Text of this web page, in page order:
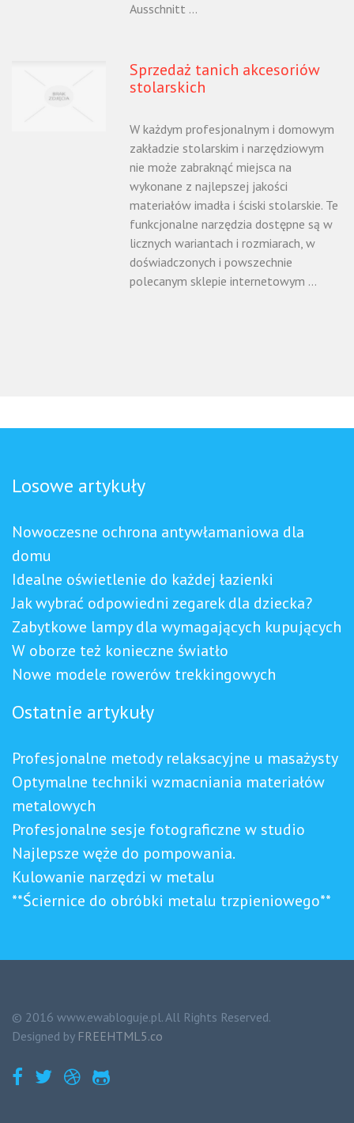
Ausschnitt ...
Sprzedaż tanich akcesoriów
stolarskich
W każdym profesjonalnym i domowym
zakładzie stolarskim i narzędziowym
nie może zabraknąć miejsca na
wykonane z najlepszej jakości
materiałów imadła i ściski stolarskie. Te
funkcjonalne narzędzia dostępne są w
licznych wariantach i rozmiarach, w
doświadczonych i powszechnie
polecanym sklepie internetowym ...
Losowe artykuły
Nowoczesne ochrona antywłamaniowa dla
domu
Idealne oświetlenie do każdej łazienki
Jak wybrać odpowiedni zegarek dla dziecka?
Zabytkowe lampy dla wymagających kupujących
W oborze też konieczne światło
Nowe modele rowerów trekkingowych
Ostatnie artykuły
Profesjonalne metody relaksacyjne u masażysty
Optymalne techniki wzmacniania materiałów
metalowych
Profesjonalne sesje fotograficzne w studio
Najlepsze węże do pompowania.
Kulowanie narzędzi w metalu
**Ściernice do obróbki metalu trzpieniowego**
© 2016 www.ewabloguje.pl. All Rights Reserved.
Designed by FREEHTML5.co